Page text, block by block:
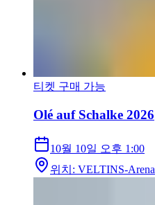
티켓 구매 가능
Olé auf Schalke 2026
10월 10일 오후 1:00
위치 : VELTINS-Arena